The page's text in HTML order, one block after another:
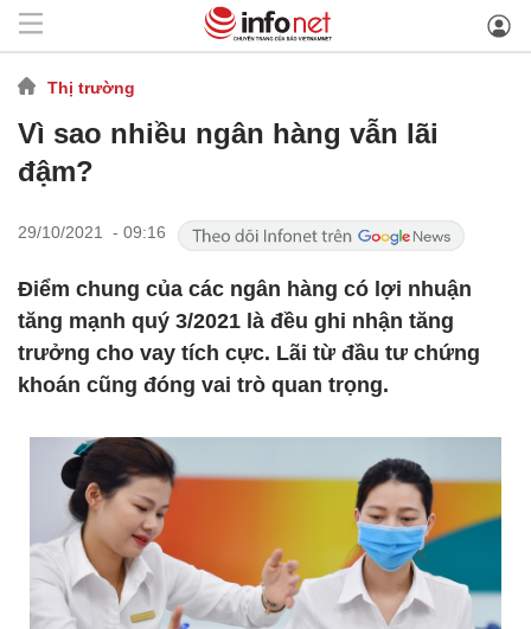
Thị trường
Vì sao nhiều ngân hàng vẫn lãi
đậm?
29/10/2021 - 09:16
Điểm chung của các ngân hàng có lợi nhuận
tăng mạnh quý 3/2021 là đều ghi nhận tăng
trưởng cho vay tích cực. Lãi từ đầu tư chứng
khoán cũng đóng vai trò quan trọng.